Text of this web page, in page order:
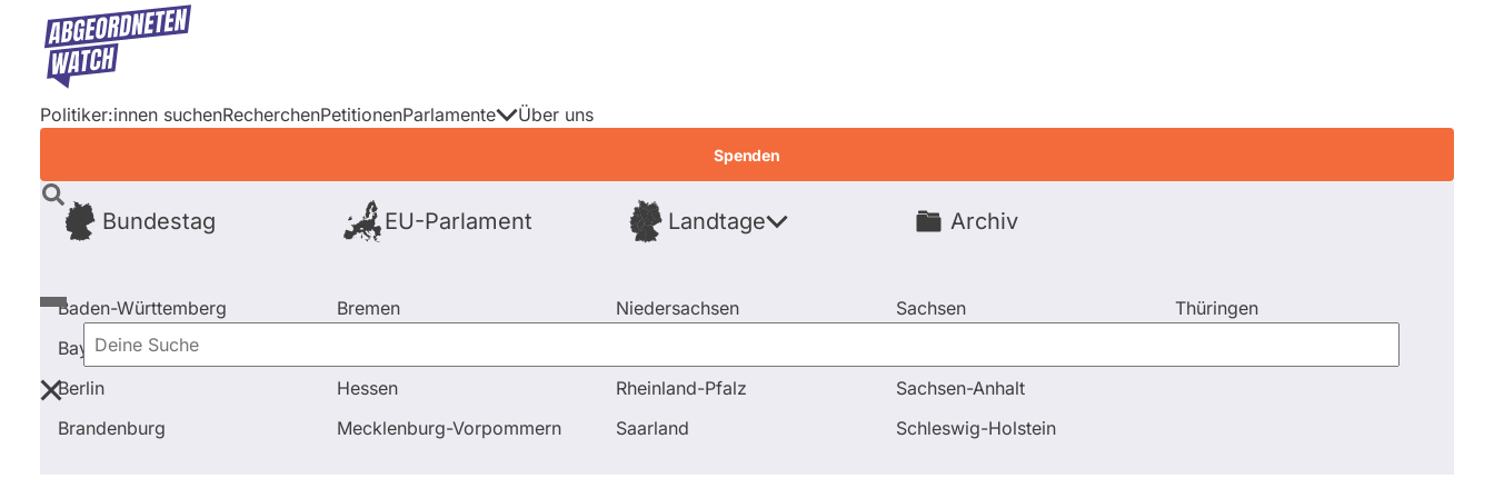
Direkt
Inhalt
Politiker:innen suchenRecherchenPetitionenParlamente
Bundestag EU-Parlament Landtage
Baden-Württemberg
Bayern
Berlin
Brandenburg
Bremen
Hessen
Mecklenburg-Vorpommern
Niedersachsen
Rheinland-Pfalz
Saarland
Sachsen
Sachsen-Anhalt
Schleswig-Holstein
Thüringen
Archiv
Über uns
Spenden
Deine
Suche
Startseite Frage stellen Lars Rohwer